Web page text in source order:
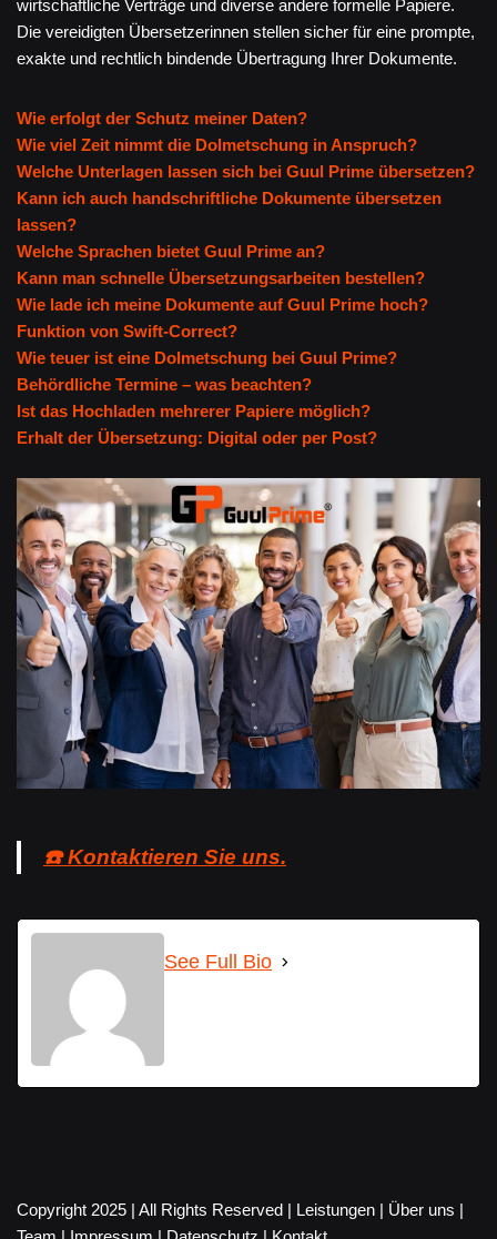
wirtschaftliche Verträge und diverse andere formelle Papiere.
Die vereidigten Übersetzerinnen stellen sicher für eine prompte,
exakte und rechtlich bindende Übertragung Ihrer Dokumente.
Wie erfolgt der Schutz meiner Daten?
Wie viel Zeit nimmt die Dolmetschung in Anspruch?
Welche Unterlagen lassen sich bei Guul Prime übersetzen?
Kann ich auch handschriftliche Dokumente übersetzen
lassen?
Welche Sprachen bietet Guul Prime an?
Kann man schnelle Übersetzungsarbeiten bestellen?
Wie lade ich meine Dokumente auf Guul Prime hoch?
Funktion von Swift-Correct?
Wie teuer ist eine Dolmetschung bei Guul Prime?
Behördliche Termine – was beachten?
Ist das Hochladen mehrerer Papiere möglich?
Erhalt der Übersetzung: Digital oder per Post?
☎️ Kontaktieren Sie uns.
See Full Bio
Copyright 2025 | All Rights Reserved | Leistungen | Über uns |